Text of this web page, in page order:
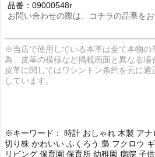
品番：09000548r
お問い合わせの際は、コチラの品番を
※当店で使用している本革は全て本物の
為、皮革の模様など掲載画面と異なる場
皮革に関してはワシントン条約を元に
しています。
※キーワード： 時計 おしゃれ 木製 ア
切り株 かわいい ふくろう 梟 フクロウ
リビング 保育園 保育所 幼稚園 病院 子